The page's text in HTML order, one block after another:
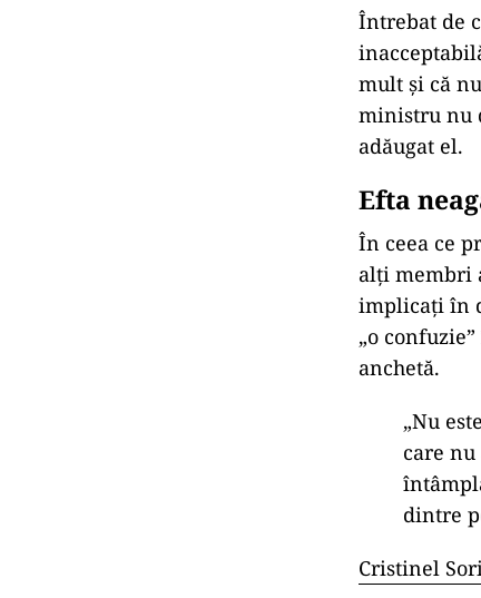
Întrebat de
mult și că
ministru nu
adăugat el.
Efta
În ceea ce
alți membri
implicați în
„o
anchetă.
„Nu
care
dintre
Cristinel